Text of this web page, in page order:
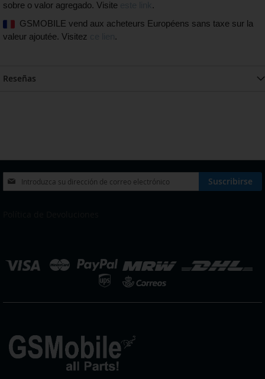
sobre o valor agregado. Visite
.
GSMOBILE vend aux acheteurs Européens sans taxe sur la
valeur ajoutée. Visitez
.
Reseñas
Inscríbase
a
Suscribirse